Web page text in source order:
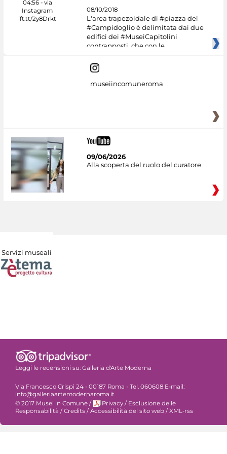
08/10/2018
L'area trapezoidale di #piazza del
#Campidoglio è delimitata dai due
edifici dei #MuseiCapitolini
contrapposti, che con le
museiincomuneroma
09/06/2026
Alla scoperta del ruolo del curatore
Servizi museali
Leggi le recensioni su: Galleria d'Arte Moderna
Via Francesco Crispi 24 - 00187 Roma - Tel. 060608 E-mail:
info@galleriaartemodernaroma.it
© 2017 Musei in Comune / Privacy / Esclusione delle
Responsabilità / Credits / Accessibilità del sito web / XML-rss